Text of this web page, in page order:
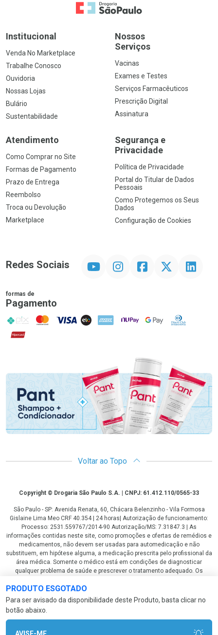
PRODUTO ESGOTADO
Para ser avisado da disponibilidade deste Produto, basta clicar no
botão abaixo.
AVISE-ME
Ir para a Home
Institucional
Venda No Marketplace
Trabalhe Conosco
Ouvidoria
Nossas Lojas
Bulário
Sustentabilidade
Nossos
Serviços
Vacinas
Exames e Testes
Serviços Farmacêuticos
Prescrição Digital
Assinatura
Atendimento
Como Comprar no Site
Formas de Pagamento
Prazo de Entrega
Reembolso
Troca ou Devolução
Marketplace
Segurança e
Privacidade
Política de Privacidade
Portal do Titular de Dados
Pessoais
Como Protegemos os Seus
Dados
Configuração de Cookies
Redes Sociais InstagramFacebookTwitter Linkedin
formas de
Pagamento
PIX MasterCard
VISA ELO AMEX NuPay Google PayDiners Club
Hipercard
Promoção em Destaque
Voltar ao Topo
CopyrightCopyright © Drogaria São Paulo S.A. | CNPJ: 61.412.110/0565-33
São Paulo - SP: Avenida Renata, 60, Chácara Belenzinho - Vila Formosa
Gislaine Lima Meo CRF 40.354 | 24 horas| Autorização de funcionamento:
Processo: 2531.559767/2014-90 Autorização/MS: 7.31847.3 | As
informações contidas neste site, como promoções e ofertas de remédios e
medicamentos, não devem ser usadas para automedicação e não
substituem, em hipótese alguma, a medicação prescrita pelo profissional da
área médica. Somente o médico está em condições de diagnosticar
qualquer problema de saúde e prescrever o tratamento adequado. Os
fotos contidas em nosso site são meramente ilustrativas. *Preços e
disponibilidade sujeitos a alterações no decorrer do dia. Antibióticos e
antimicrobianos vendas apenas em lojas físicas ou televendas. Portaria nº
344 - 01/02/1999 - Ministério da Saúde. Horário de funcionamento Central